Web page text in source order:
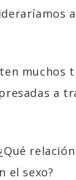
muchos
a
el sexo?